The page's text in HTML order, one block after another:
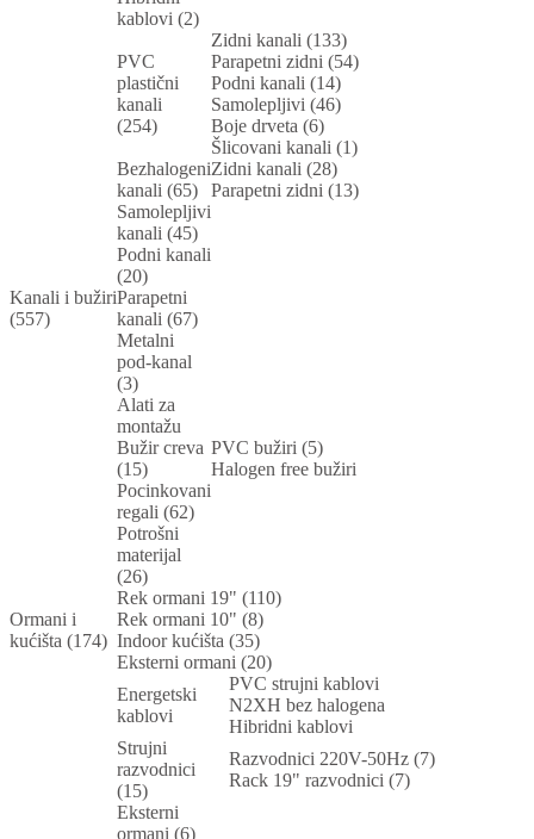
kablovi (2)
Kanali i bužiri
(557)
PVC
plastični
kanali
(254)
Zidni kanali (133)
Parapetni zidni (54)
Podni kanali (14)
Samolepljivi (46)
Boje drveta (6)
Šlicovani kanali (1)
Bezhalogeni
kanali (65)
Zidni kanali (28)
Parapetni zidni (13)
Samolepljivi
kanali (45)
Podni kanali
(20)
Parapetni
kanali (67)
Metalni
pod-kanal
(3)
Alati za
montažu
Bužir creva
(15)
PVC bužiri (5)
Halogen free bužiri
Pocinkovani
regali (62)
Potrošni
materijal
(26)
Ormani i
kućišta (174)
Rek ormani 19" (110)
Rek ormani 10" (8)
Indoor kućišta (35)
Eksterni ormani (20)
Energetski
kablovi
PVC strujni kablovi
N2XH bez halogena
Hibridni kablovi
Strujni
razvodnici
(15)
Razvodnici 220V-50Hz (7)
Rack 19" razvodnici (7)
Eksterni
ormani (6)